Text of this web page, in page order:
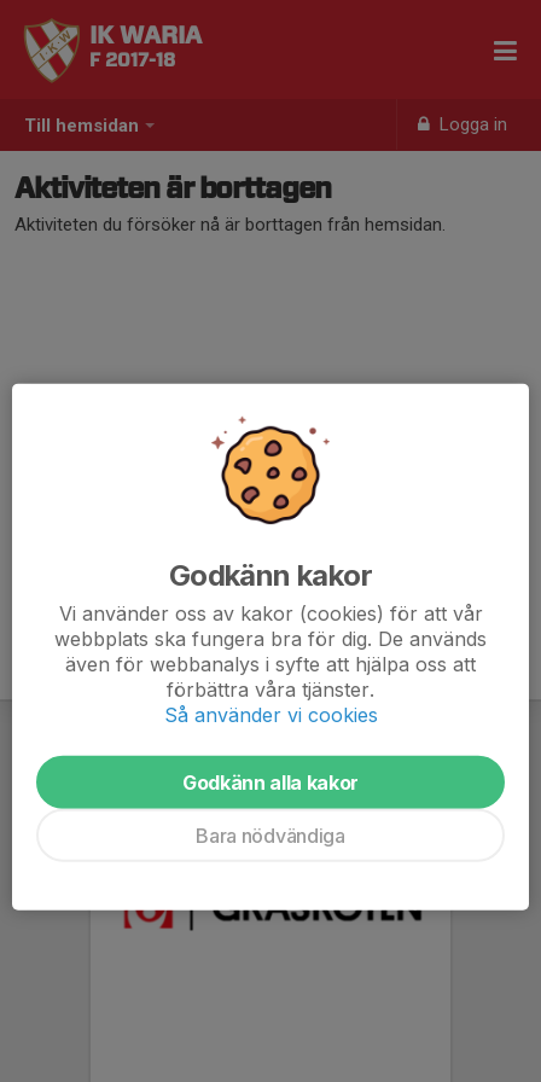
Till hemsidan Logga in
IK WARIA
F 2017-18
Aktiviteten är borttagen
Aktiviteten du försöker nå är borttagen från hemsidan.
Godkänn kakor
Vi använder oss av kakor (cookies) för att vår
webbplats ska fungera bra för dig. De används
även för webbanalys i syfte att hjälpa oss att
förbättra våra tjänster.
Så använder vi cookies
Godkänn alla kakor
Bara nödvändiga